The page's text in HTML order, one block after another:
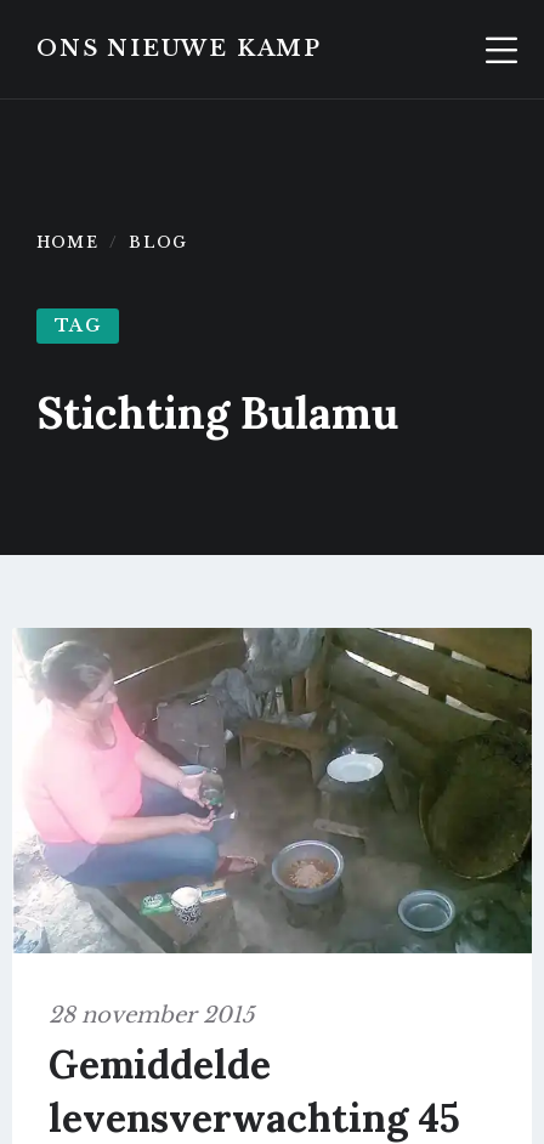
content
footerONS NIEUWE KAMP
HOME BLOG
TAG
Stichting Bulamu
28 november 2015
Gemiddelde
levensverwachting 45